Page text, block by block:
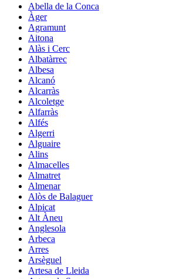
Abella de la Conca
Àger
Agramunt
Aitona
Alàs i Cerc
Albatàrrec
Albesa
Alcanó
Alcarràs
Alcoletge
Alfarràs
Alfés
Algerri
Alguaire
Alins
Almacelles
Almatret
Almenar
Alòs de Balaguer
Alpicat
Alt Àneu
Anglesola
Arbeca
Arres
Arsèguel
Artesa de Lleida